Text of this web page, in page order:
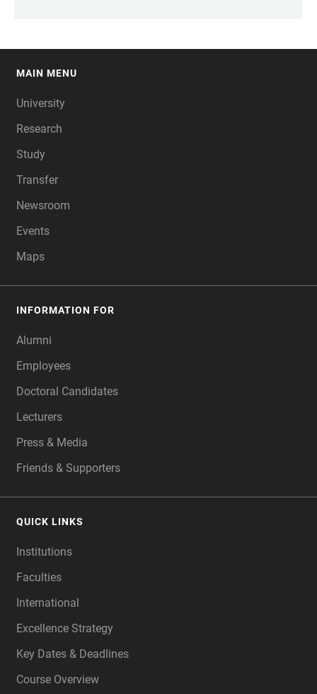
MAIN MENU
University
Research
Study
Transfer
Newsroom
Events
Maps
INFORMATION FOR
Alumni
Employees
Doctoral Candidates
Lecturers
Press & Media
Friends & Supporters
QUICK LINKS
Institutions
Faculties
International
Excellence Strategy
Key Dates & Deadlines
Course Overview